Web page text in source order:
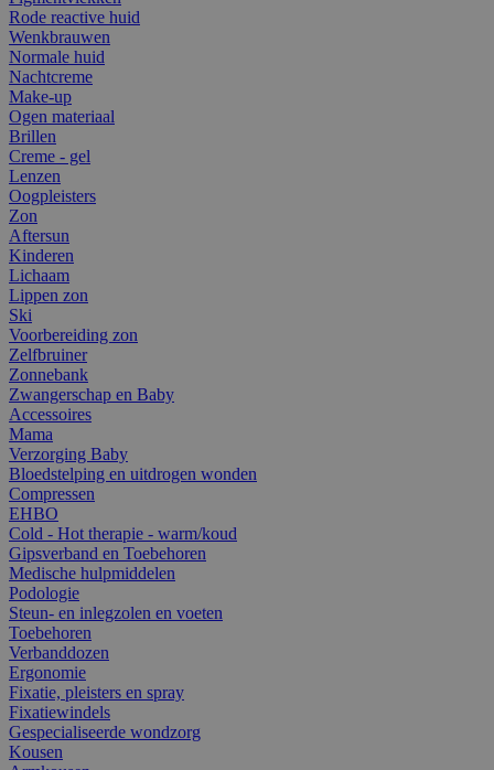
Rode reactive huid
Wenkbrauwen
Normale huid
Nachtcreme
Make-up
Ogen materiaal
Brillen
Creme - gel
Lenzen
Oogpleisters
Zon
Aftersun
Kinderen
Lichaam
Lippen zon
Ski
Voorbereiding zon
Zelfbruiner
Zonnebank
Zwangerschap en Baby
Accessoires
Mama
Verzorging Baby
Bloedstelping en uitdrogen wonden
Compressen
EHBO
Cold - Hot therapie - warm/koud
Gipsverband en Toebehoren
Medische hulpmiddelen
Podologie
Steun- en inlegzolen en voeten
Toebehoren
Verbanddozen
Ergonomie
Fixatie, pleisters en spray
Fixatiewindels
Gespecialiseerde wondzorg
Kousen